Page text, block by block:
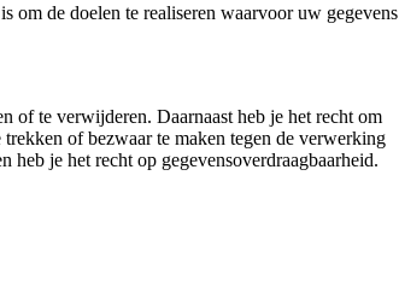
om de doelen te realiseren waarvoor uw gegevens
of te verwijderen. Daarnaast heb je het recht om
of bezwaar te maken tegen de verwerking
heb je het recht op gegevensoverdraagbaarheid.